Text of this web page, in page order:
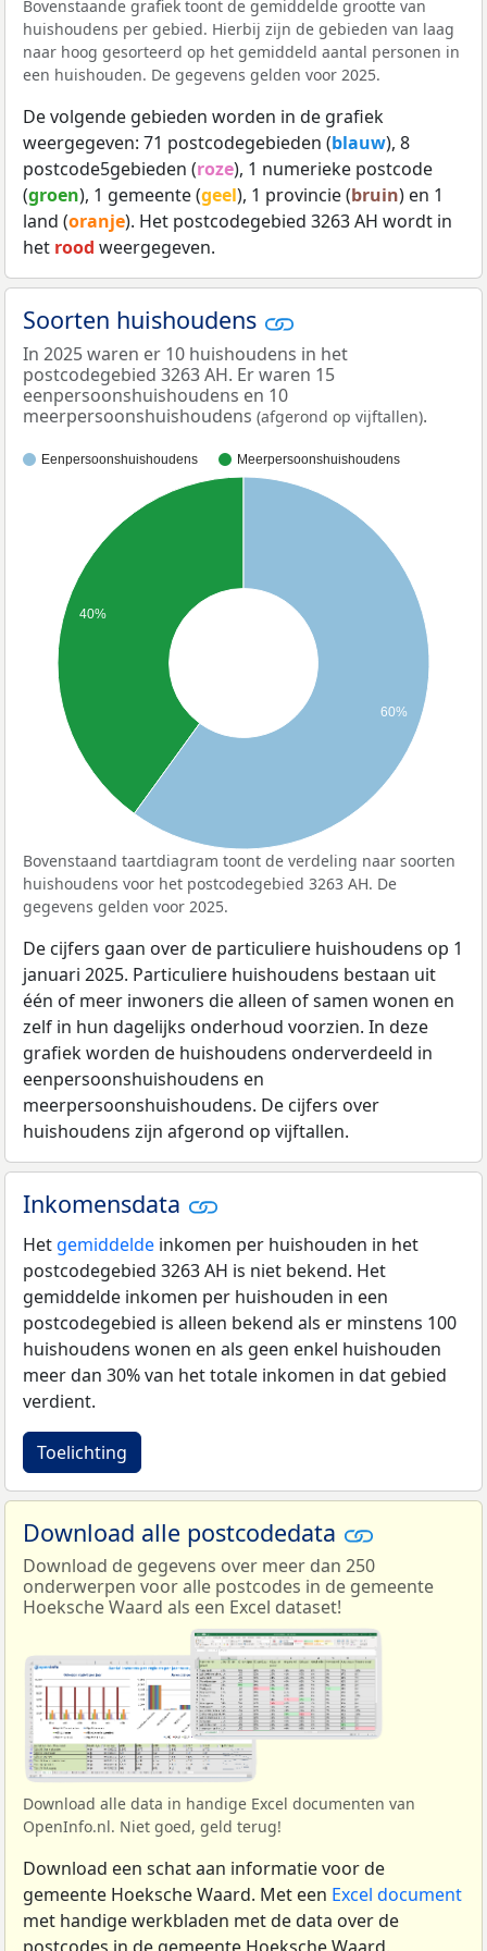
Bovenstaande grafiek toont de gemiddelde grootte van
huishoudens per gebied. Hierbij zijn de gebieden van laag
naar hoog gesorteerd op het gemiddeld aantal personen in
een huishouden. De gegevens gelden voor 2025.
De volgende gebieden worden in de grafiek
weergegeven: 71 postcodegebieden (blauw), 8
postcode5gebieden (roze), 1 numerieke postcode
(groen), 1 gemeente (geel), 1 provincie (bruin) en 1
land (oranje). Het postcodegebied 3263 AH wordt in
het rood weergegeven.
Soorten huishoudens
In 2025 waren er 10 huishoudens in het
postcodegebied 3263 AH. Er waren 15
eenpersoonshuishoudens en 10
meerpersoonshuishoudens (afgerond op vijftallen).
Eenpersoonshuishoudens Meerpersoonshuishoudens
40%
60%
Bovenstaand taartdiagram toont de verdeling naar soorten
huishoudens voor het postcodegebied 3263 AH. De
gegevens gelden voor 2025.
De cijfers gaan over de particuliere huishoudens op 1
januari 2025. Particuliere huishoudens bestaan uit
één of meer inwoners die alleen of samen wonen en
zelf in hun dagelijks onderhoud voorzien. In deze
grafiek worden de huishoudens onderverdeeld in
eenpersoonshuishoudens en
meerpersoonshuishoudens. De cijfers over
huishoudens zijn afgerond op vijftallen.
Inkomensdata
Het gemiddelde inkomen per huishouden in het
postcodegebied 3263 AH is niet bekend. Het
gemiddelde inkomen per huishouden in een
postcodegebied is alleen bekend als er minstens 100
huishoudens wonen en als geen enkel huishouden
meer dan 30% van het totale inkomen in dat gebied
verdient.
Toelichting
Download alle postcodedata
Download de gegevens over meer dan 250
onderwerpen voor alle postcodes in de gemeente
Hoeksche Waard als een Excel dataset!
Download alle data in handige Excel documenten van
OpenInfo.nl. Niet goed, geld terug!
Download een schat aan informatie voor de
gemeente Hoeksche Waard. Met een Excel document
met handige werkbladen met de data over de